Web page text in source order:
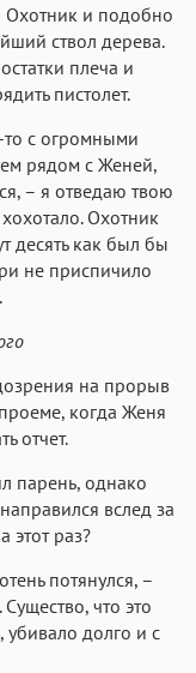
Охотник и подобно
ствол дерева.
плеча и
пистолет.
то с огромными
рядом с Женей,
– я отведаю твою
Охотник
десять как был бы
не приспичило
на прорыв
когда Женя
отчет.
парень, однако
вслед за
этот раз?
потянулся, –
что это
долго и с